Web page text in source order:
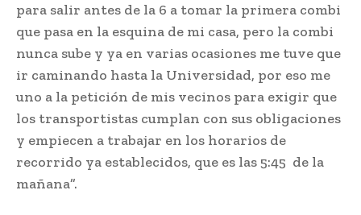
para salir antes de la 6 a tomar la primera combi
que pasa en la esquina de mi casa, pero la combi
nunca sube y ya en varias ocasiones me tuve que
ir caminando hasta la Universidad, por eso me
uno a la petición de mis vecinos para exigir que
los transportistas cumplan con sus obligaciones
y empiecen a trabajar en los horarios de
recorrido ya establecidos, que es las 5:45 de la
mañana”.